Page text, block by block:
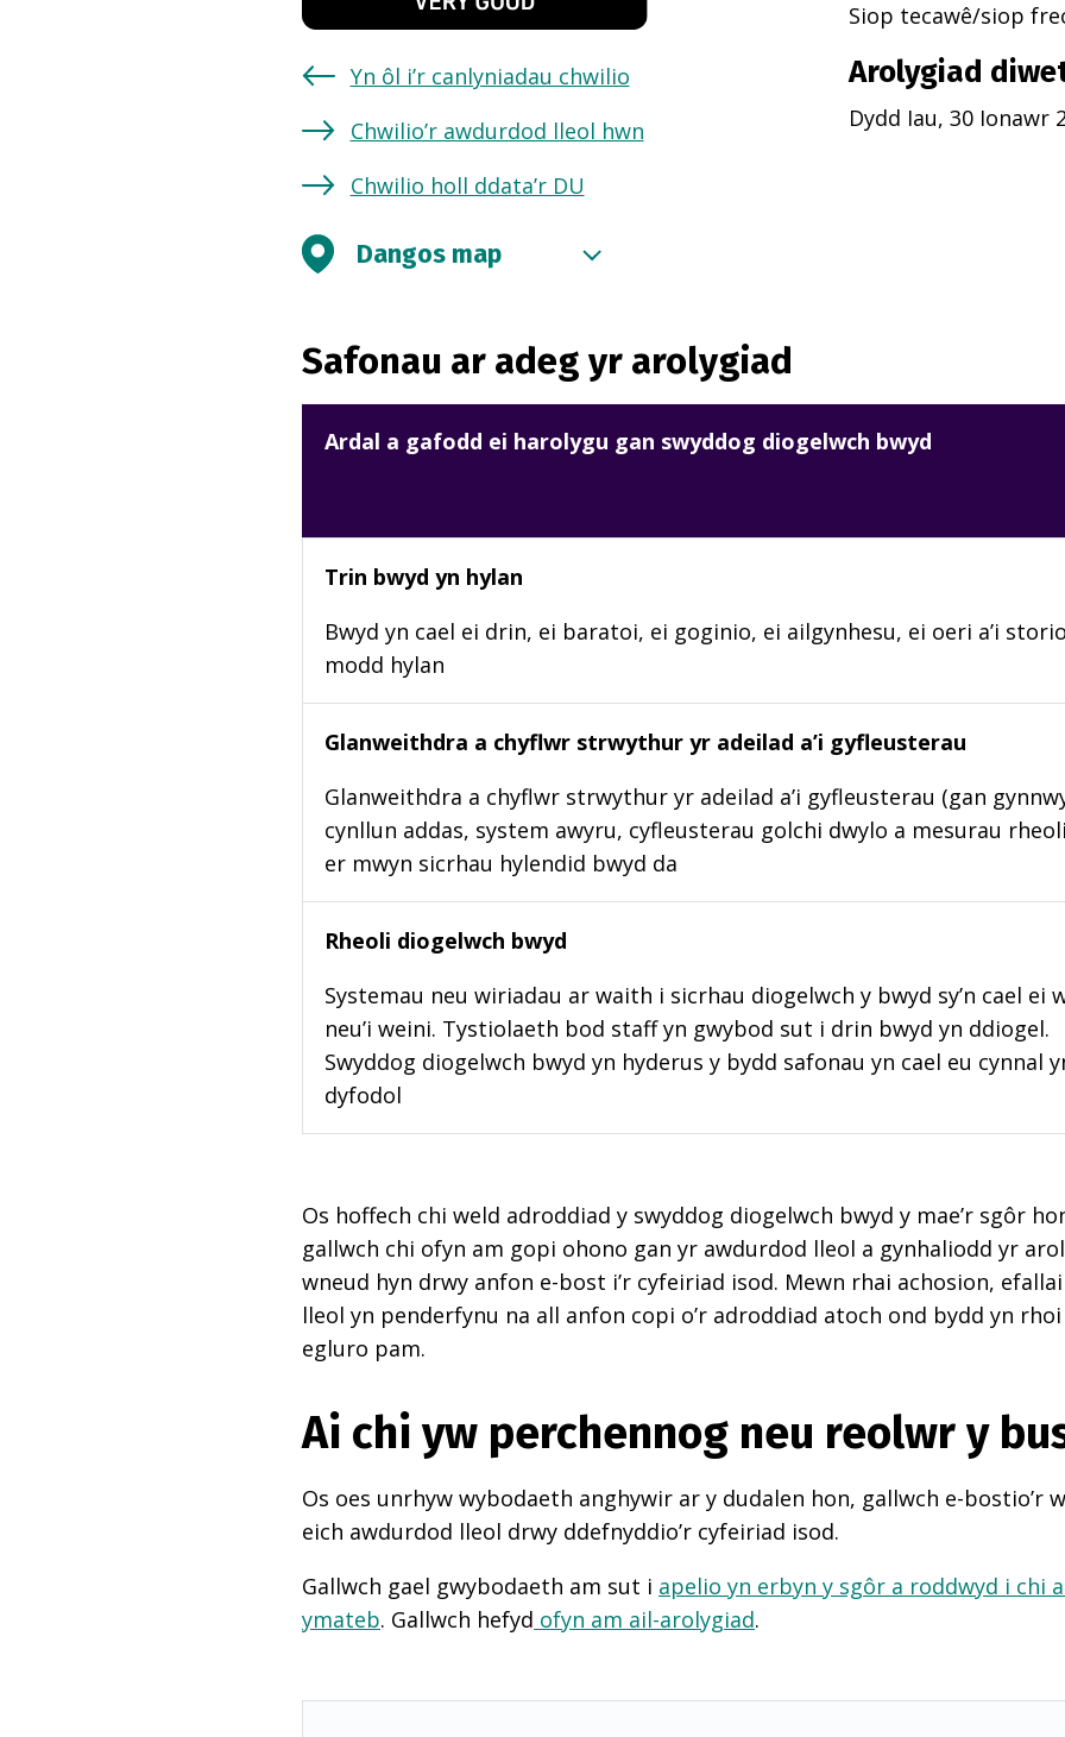
Yn ôl i’r canlyniadau chwilio
Chwilio’r awdurdod lleol hwn
Chwilio holl ddata’r DU
Siop tecawê/siop
Arolygiad
Dydd Iau, 30 Ionawr
Dangos map
Safonau ar adeg yr arolygiad
Ardal a gafodd ei harolygu gan swyddog diogelwch bwyd
Trin bwyd yn hylan
Bwyd yn cael ei drin, ei baratoi, ei goginio, ei ailgynhesu, ei oeri a’i
modd hylan
Glanweithdra a chyflwr strwythur yr adeilad a’i gyfleusterau
Glanweithdra a chyflwr strwythur yr adeilad a’i gyfleusterau (gan
cynllun addas, system awyru, cyfleusterau golchi dwylo a mesurau
er mwyn sicrhau hylendid bwyd da
Rheoli diogelwch bwyd
Systemau neu wiriadau ar waith i sicrhau diogelwch y bwyd sy’n cael ei
neu’i weini. Tystiolaeth bod staff yn gwybod sut i drin bwyd yn ddiogel.
Swyddog diogelwch bwyd yn hyderus y bydd safonau yn cael eu cynnal
dyfodol
Os hoffech chi weld adroddiad y swyddog diogelwch bwyd y mae’r sgôr
gallwch chi ofyn am gopi ohono gan yr awdurdod lleol a gynhaliodd yr
wneud hyn drwy anfon e-bost i’r cyfeiriad isod. Mewn rhai achosion,
lleol yn penderfynu na all anfon copi o’r adroddiad atoch ond bydd yn
egluro pam.
Ai chi yw perchennog neu reolwr y
Os oes unrhyw wybodaeth anghywir ar y dudalen hon, gallwch e-bostio’r
eich awdurdod lleol drwy ddefnyddio’r cyfeiriad isod.
Gallwch gael gwybodaeth am sut i apelio yn erbyn y sgôr a roddwyd i chi
ymateb. Gallwch hefyd ofyn am ail-arolygiad.